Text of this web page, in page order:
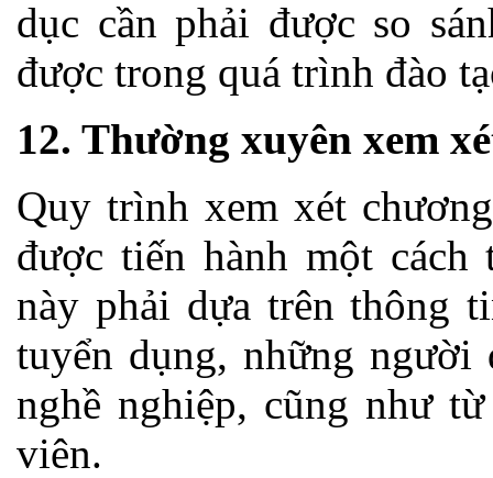
dục cần phải được so
được trong quá trình đào
12. Thường xuyên xem
Quy trình xem xét
được tiến hành một
này phải dựa trên thông
tuyển dụng, những người
nghề nghiệp, cũng như
viên.